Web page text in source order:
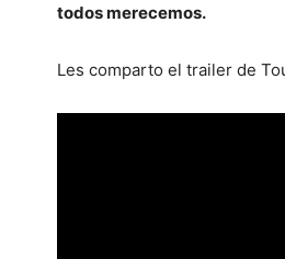
todos merecemos.
Les comparto el trailer de